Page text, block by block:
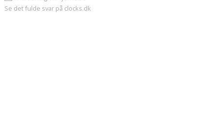
Se det fulde svar på clocks.dk